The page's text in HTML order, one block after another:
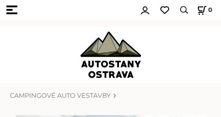
0
CAMPINGOVÉ AUTO VESTAVBY